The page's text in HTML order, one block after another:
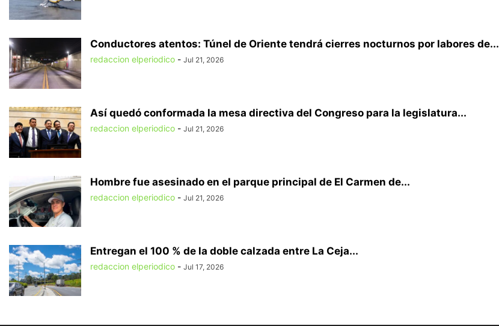
Conductores atentos: Túnel de Oriente tendrá cierres nocturnos por labores de...
redaccion elperiodico - Jul 21, 2026
Así quedó conformada la mesa directiva del Congreso para la legislatura...
redaccion elperiodico - Jul 21, 2026
Hombre fue asesinado en el parque principal de El Carmen de...
redaccion elperiodico - Jul 21, 2026
Entregan el 100 % de la doble calzada entre La Ceja...
redaccion elperiodico - Jul 17, 2026